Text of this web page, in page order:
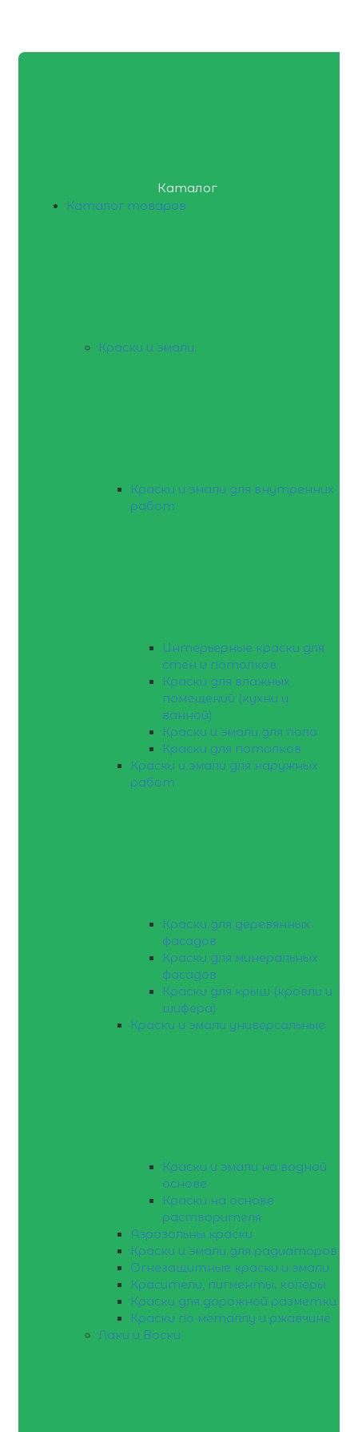
Каталог
Каталог товаров
Краски и эмали
Краски и эмали для внутренних
работ
Интерьерные краски для
стен и потолков
Краски для влажных
помещений (кухни и
ванной)
Краски и эмали для пола
Краски для потолков
Краски и эмали для наружных
работ
Краски для деревянных
фасадов
Краски для минеральных
фасадов
Краски для крыш (кровли и
шифера)
Краски и эмали универсальные
Краски и эмали на водной
основе
Краски на основе
растворителя
Аэрозольны краски
Краски и эмали для радиаторов
Огнезащитные краски и эмали
Красители, пигменты, колеры
Краски для дорожной разметки
Краски по металлу и ржавчине
Лаки и Воски